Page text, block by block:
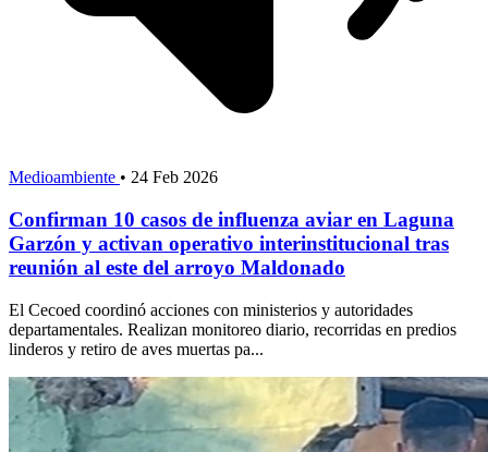
Medioambiente • 24 Feb 2026
Confirman 10 casos de influenza aviar en Laguna
Garzón y activan operativo interinstitucional tras
reunión al este del arroyo Maldonado
El Cecoed coordinó acciones con ministerios y autoridades
departamentales. Realizan monitoreo diario, recorridas en predios
linderos y retiro de aves muertas pa...